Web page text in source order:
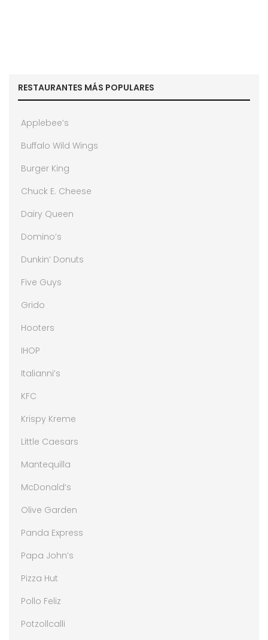
RESTAURANTES MÁS POPULARES
Applebee’s
Buffalo Wild Wings
Burger King
Chuck E. Cheese
Dairy Queen
Domino’s
Dunkin’ Donuts
Five Guys
Grido
Hooters
IHOP
Italianni’s
KFC
Krispy Kreme
Little Caesars
Mantequilla
McDonald’s
Olive Garden
Panda Express
Papa John’s
Pizza Hut
Pollo Feliz
Potzollcalli